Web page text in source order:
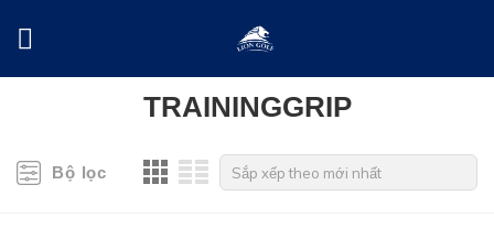
content
TRAININGGRIP
Bộ lọc